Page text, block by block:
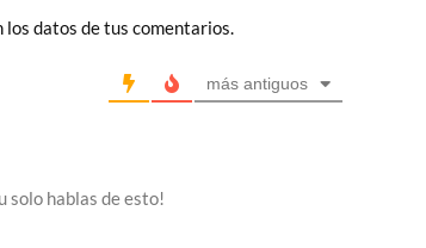
los datos de tus comentarios.
más antiguos
solo hablas de esto!